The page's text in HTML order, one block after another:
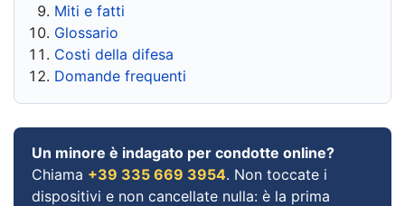
Miti e fatti
Glossario
Costi della difesa
Domande frequenti
Un minore è indagato per condotte online?
Chiama +39 335 669 3954. Non toccate i
dispositivi e non cancellate nulla: è la prima